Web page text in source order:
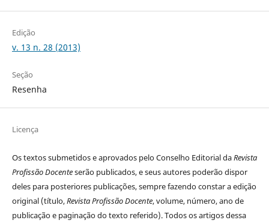
Edição
v. 13 n. 28 (2013)
Seção
Resenha
Licença
Os textos submetidos e aprovados pelo Conselho Editorial daRevista
Profissão Docenteserão publicados, e seus autores poderão dispor
deles para posteriores publicações, sempre fazendo constar a edição
original (título,Revista Profissão Docente, volume, número, ano de
publicação e paginação do texto referido). Todos os artigos dessa